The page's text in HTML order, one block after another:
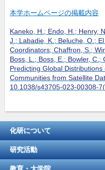
本学ホームページの掲載内容
Kaneko, H.; Endo, H.; Henry,
J.; Labadie, K.; Beluche, O.;
Coordinators; Chaffron, S.;
Boss, L.; Boss, E.; Bowler, C.;
Predicting Global
Communities from Satellite
10.1038/s43705-023-00308-
化研について
研究活動